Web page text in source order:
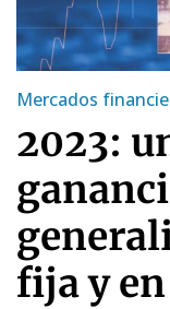
Mercados
2023:
fija y